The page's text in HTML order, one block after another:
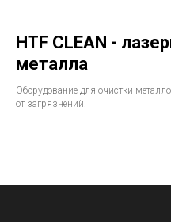
HTF CLEAN -
металла
Оборудование для очистки
от загрязнений.